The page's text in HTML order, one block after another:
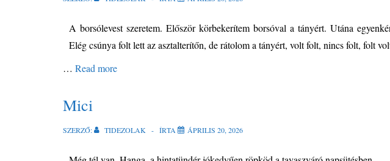
A borsólevest szeretem. Először körbekerítem borsóval a tányért. Utána
Elég csúnya folt lett az asztalterítőn, de rátolom a tányért, volt folt, nincs folt, folt
… Read more
Mici
SZERZŐ: TIDEZOLAK ÍRTA ÁPRILIS 20, 2026